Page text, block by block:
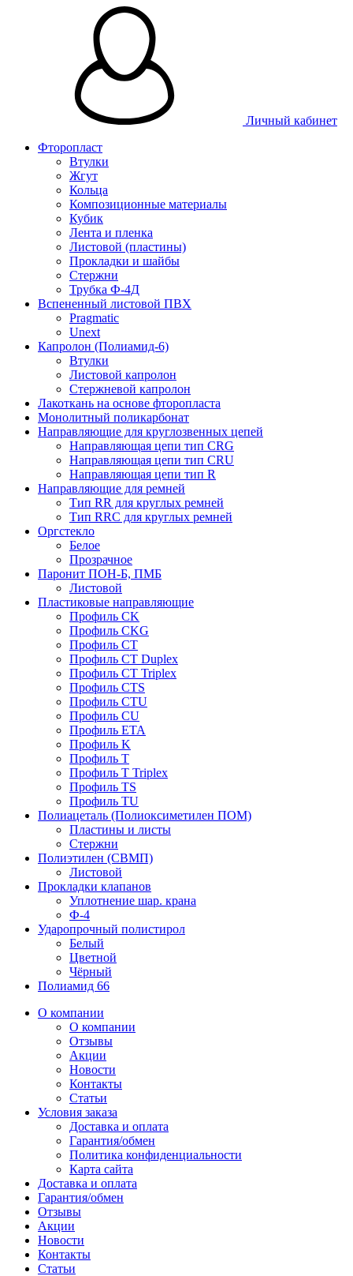
Личный кабинет
Фторопласт
Втулки
Жгут
Кольца
Композиционные материалы
Кубик
Лента и пленка
Листовой (пластины)
Прокладки и шайбы
Стержни
Трубка Ф-4Д
Вспененный листовой ПВХ
Pragmatic
Unext
Капролон (Полиамид-6)
Втулки
Листовой капролон
Стержневой капролон
Лакоткань на основе фторопласта
Монолитный поликарбонат
Направляющие для круглозвенных цепей
Направляющая цепи тип CRG
Направляющая цепи тип CRU
Направляющая цепи тип R
Направляющие для ремней
Тип RR для круглых ремней
Тип RRС для круглых ремней
Оргстекло
Белое
Прозрачное
Паронит ПОН-Б, ПМБ
Листовой
Пластиковые направляющие
Профиль CK
Профиль CKG
Профиль CT
Профиль CT Duplex
Профиль CT Triplex
Профиль CTS
Профиль CTU
Профиль CU
Профиль ETA
Профиль K
Профиль T
Профиль T Triplex
Профиль TS
Профиль TU
Полиацеталь (Полиоксиметилен ПОМ)
Пластины и листы
Стержни
Полиэтилен (СВМП)
Листовой
Прокладки клапанов
Уплотнение шар. крана
Ф-4
Ударопрочный полистирол
Белый
Цветной
Чёрный
Полиамид 66
О компании
О компании
Отзывы
Акции
Новости
Контакты
Статьи
Условия заказа
Доставка и оплата
Гарантия/обмен
Политика конфиденциальности
Карта сайта
Доставка и оплата
Гарантия/обмен
Отзывы
Акции
Новости
Контакты
Статьи